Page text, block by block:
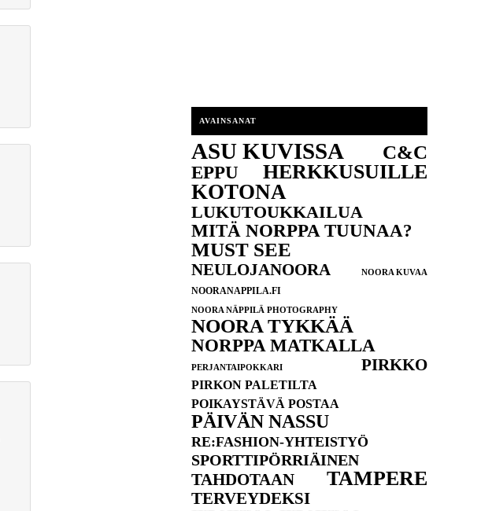
AVAINSANAT
ASU KUVISSA C&C
EPPU HERKKUSUILLE
KOTONA
LUKUTOUKKAILUA
MITÄ NORPPA TUUNAA?
MUST SEE
NEULOJANOORA NOORA KUVAA
NOORANAPPILA.FI
NOORA NÄPPILÄ PHOTOGRAPHY
NOORA TYKKÄÄ
NORPPA MATKALLA
PERJANTAIPOKKARI PIRKKO
PIRKON PALETILTA
POIKAYSTÄVÄ POSTAA
PÄIVÄN NASSU
RE:FASHION-YHTEISTYÖ
SPORTTIPÖRRIÄINEN
TAHDOTAAN TAMPERE
TERVEYDEKSI